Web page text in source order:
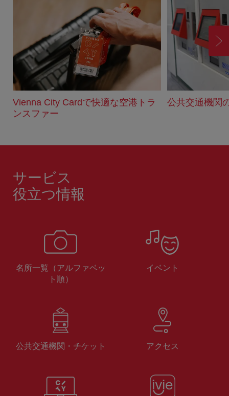
Vienna City Cardで快適な空港トラ
ンスファー
公共交通機関
進
む
サービス
役立つ情報
名所一覧（アルファベッ
ト順）
イベント
公共交通機関・チケット アクセス